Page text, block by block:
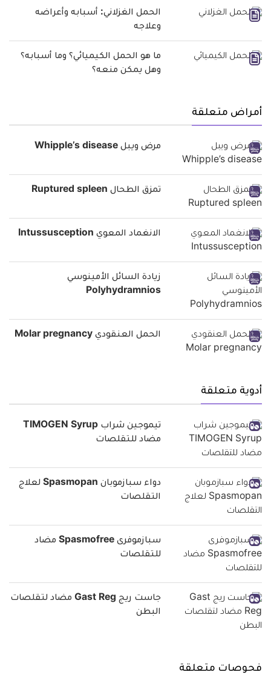
الحمل الغزلاني: أسبابه وأعراضه
وعلاجه
ما هو الحمل الكيميائي؟ وما أسبابه؟
وهل يمكن منعه؟
أمراض متعلقة
مرض ويبل Whipple’s disease
تمزق الطحال Ruptured spleen
الانغماد المعوي Intussusception
زيادة السائل الأمينوسي
Polyhydramnios
الحمل العنقودي Molar pregnancy
أدوية متعلقة
تيموجين شراب TIMOGEN Syrup
مضاد للتقلصات
دواء سبازموبان Spasmopan لعلاج
التقلصات
سبازموفرى Spasmofree مضاد
للتقلصات
جاست ريج Gast Reg مضاد لتقلصات
البطن
فحوصات متعلقة